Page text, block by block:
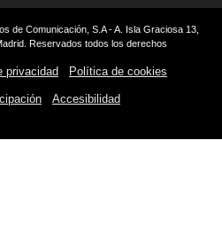
de Comunicación, S.A - A. Isla Graciosa 13,
Reservados todos los derechos
privacidad Política de cookies
Accesibilidad